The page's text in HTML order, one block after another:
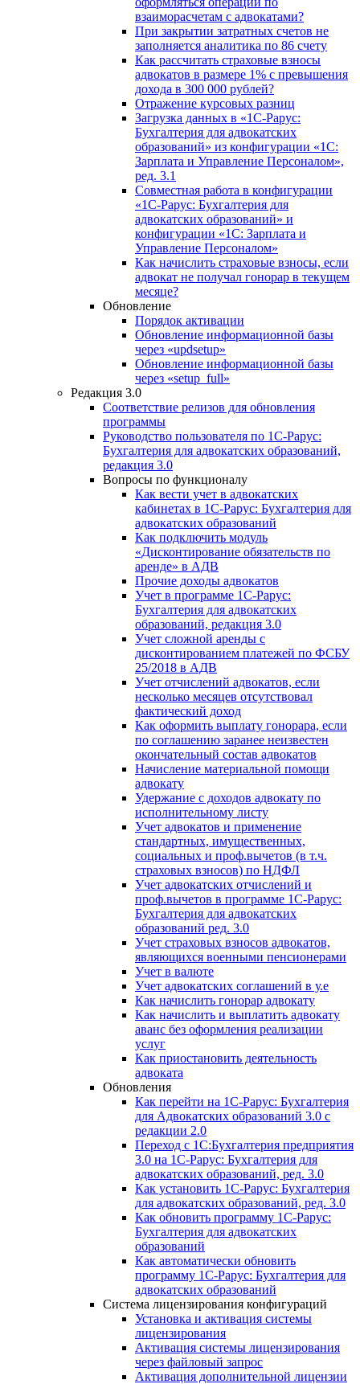
взаиморасчетам с адвокатами?
При закрытии затратных счетов не
заполняется аналитика по 86 счету
Как рассчитать страховые взносы
адвокатов в размере 1% с превышения
дохода в 300 000 рублей?
Отражение курсовых разниц
Загрузка данных в «1С-Рарус:
Бухгалтерия для адвокатских
образований» из конфигурации «1С:
Зарплата и Управление Персоналом»,
ред. 3.1
Совместная работа в конфигурации
«1С-Рарус: Бухгалтерия для
адвокатских образований» и
конфигурации «1С: Зарплата и
Управление Персоналом»
Как начислить страховые взносы, если
адвокат не получал гонорар в текущем
месяце?
Обновление
Порядок активации
Обновление информационной базы
через «updsetup»
Обновление информационной базы
через «setup_full»
Редакция 3.0
Соответствие релизов для обновления
программы
Руководство пользователя по 1С-Рарус:
Бухгалтерия для адвокатских образований,
редакция 3.0
Вопросы по функционалу
Как вести учет в адвокатских
кабинетах в 1С-Рарус: Бухгалтерия для
адвокатских образований
Как подключить модуль
«Дисконтирование обязательств по
аренде» в АДВ
Прочие доходы адвокатов
Учет в программе 1С-Рарус:
Бухгалтерия для адвокатских
образований, редакция 3.0
Учет сложной аренды с
дисконтированием платежей по ФСБУ
25/2018 в АДВ
Учет отчислений адвокатов, если
несколько месяцев отсутствовал
фактический доход
Как оформить выплату гонорара, если
по соглашению заранее неизвестен
окончательный состав адвокатов
Начисление материальной помощи
адвокату
Удержание с доходов адвокату по
исполнительному листу
Учет адвокатов и применение
стандартных, имущественных,
социальных и проф.вычетов (в т.ч.
страховых взносов) по НДФЛ
Учет адвокатских отчислений и
проф.вычетов в программе 1С-Рарус:
Бухгалтерия для адвокатских
образований ред. 3.0
Учет страховых взносов адвокатов,
являющихся военными пенсионерами
Учет в валюте
Учет адвокатских соглашений в у.е
Как начислить гонорар адвокату
Как начислить и выплатить адвокату
аванс без оформления реализации
услуг
Как приостановить деятельность
адвоката
Обновления
Как перейти на 1С-Рарус: Бухгалтерия
для Адвокатских образований 3.0 с
редакции 2.0
Переход с 1С:Бухгалтерия предприятия
3.0 на 1С-Рарус: Бухгалтерия для
адвокатских образований, ред. 3.0
Как установить 1С-Рарус: Бухгалтерия
для адвокатских образований, ред. 3.0
Как обновить программу 1С-Рарус:
Бухгалтерия для адвокатских
образований
Как автоматически обновить
программу 1С-Рарус: Бухгалтерия для
адвокатских образований
Система лицензирования конфигураций
Установка и активация системы
лицензирования
Активация системы лицензирования
через файловый запрос
Активация дополнительной лицензии